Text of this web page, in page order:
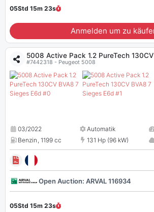
05Std 15m 22s
Anmelden um zu
5008 Active Pack 1.2 PureTech
#7442318 - Peugeot 5008
03/2022 Automatik
Benzin, 1199 cc 131 Hp (96 kW)
Open Auction: ARVAL 116934
05Std 15m 22s